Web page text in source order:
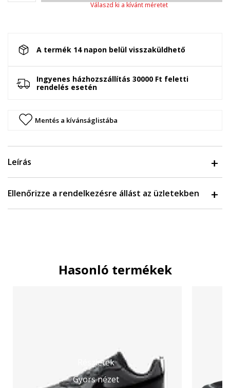
Válaszd ki a kívánt méretet
A termék 14 napon belül visszaküldhető
Ingyenes házhozszállítás 30000 Ft feletti
rendelés esetén
Mentés a kívánságlistába
Leírás
Ellenőrizze a rendelkezésre állást az üzletekben
Hasonló termékek
Részletek
Gyors nézet